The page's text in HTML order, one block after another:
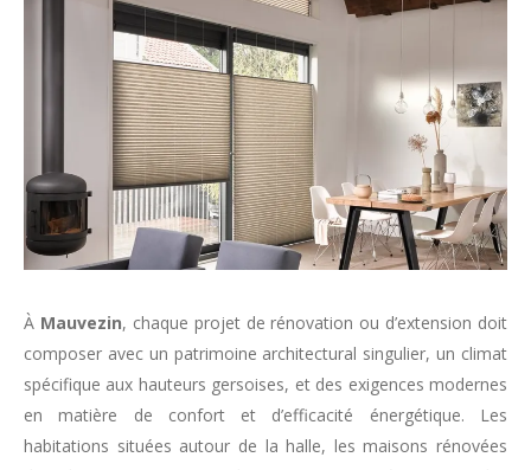
À Mauvezin, chaque projet de rénovation ou d’extension doit
composer avec un patrimoine architectural singulier, un climat
spécifique aux hauteurs gersoises, et des exigences modernes
en matière de confort et d’efficacité énergétique. Les
habitations situées autour de la halle, les maisons rénovées